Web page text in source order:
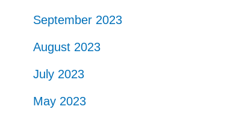
September 2023
August 2023
July 2023
May 2023